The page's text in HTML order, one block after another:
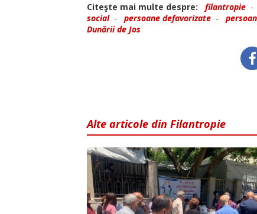
Citeşte mai multe despre:
filantropie -
social- persoane defavorizate -
Dunării de Jos
Alte articole din Filantropie